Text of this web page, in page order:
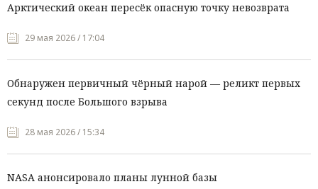
Арктический океан пересёк опасную точку невозврата
29 мая 2026 / 17:04
Обнаружен первичный чёрный нарой — реликт первых
секунд после Большого взрыва
28 мая 2026 / 15:34
NASA анонсировало планы лунной базы